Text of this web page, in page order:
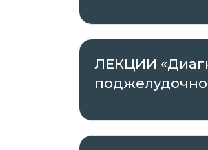
✓ Документы о
✓ Оригиналы
Проходить обучение
планшета или
ЛЕКЦИИ